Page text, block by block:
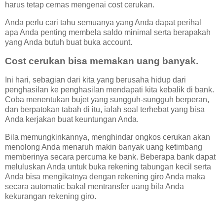
harus tetap cemas mengenai cost cerukan.
Anda perlu cari tahu semuanya yang Anda dapat perihal
apa Anda penting membela saldo minimal serta berapakah
yang Anda butuh buat buka account.
Cost cerukan bisa memakan uang banyak.
Ini hari, sebagian dari kita yang berusaha hidup dari
penghasilan ke penghasilan mendapati kita kebalik di bank.
Coba menentukan bujet yang sungguh-sungguh berperan,
dan berpatokan tabah di itu, ialah soal terhebat yang bisa
Anda kerjakan buat keuntungan Anda.
Bila memungkinkannya, menghindar ongkos cerukan akan
menolong Anda menaruh makin banyak uang ketimbang
memberinya secara percuma ke bank. Beberapa bank dapat
meluluskan Anda untuk buka rekening tabungan kecil serta
Anda bisa mengikatnya dengan rekening giro Anda maka
secara automatic bakal mentransfer uang bila Anda
kekurangan rekening giro.